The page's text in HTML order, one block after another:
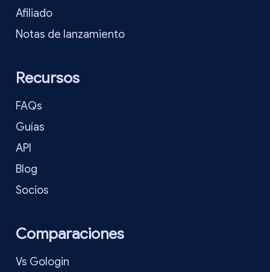
Afiliado
Notas de lanzamiento
Recursos
FAQs
Guías
API
Blog
Socios
Comparaciones
Vs Gologin